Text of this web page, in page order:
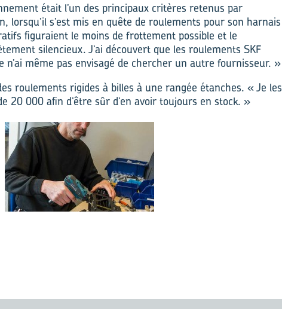
était l’un des principaux critères retenus par
lorsqu’il s’est mis en quête de roulements pour son harnais
figuraient le moins de frottement possible et le
silencieux. J’ai découvert que les roulements SKF
même pas envisagé de chercher un autre fournisseur. »
roulements rigides à billes à une rangée étanches. « Je les
20 000 afin d’être sûr d’en avoir toujours en stock. »